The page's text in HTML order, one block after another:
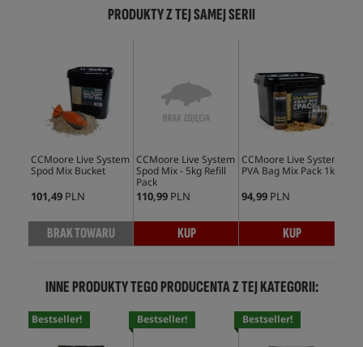
PRODUKTY Z TEJ SAMEJ SERII
CCMoore Live System
Spod Mix Bucket
101,49 PLN
BRAK TOWARU
CCMoore Live System
Spod Mix - 5kg Refill
Pack
110,99 PLN
KUP
CCMoore Live System
PVA Bag Mix Pack 1kg
94,99 PLN
KUP
INNE PRODUKTY TEGO PRODUCENTA Z TEJ KATEGORII:
Bestseller! Bestseller! Bestseller!